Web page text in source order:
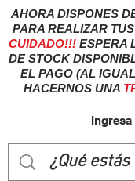
AHORA DISPONES
PARA REALIZAR
CUIDADO!!! ESPERA
DE STOCK
EL PAGO (AL
HACERNOS UNA
Ingresa